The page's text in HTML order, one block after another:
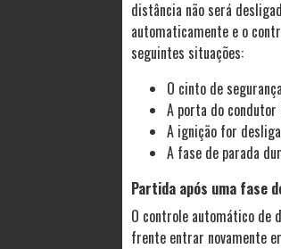
distância não será
automaticamente e o
seguintes situações:
O cinto de
A porta do
A ignição for
A fase de parada
Partida após uma fase
O controle automático de
frente entrar novamente